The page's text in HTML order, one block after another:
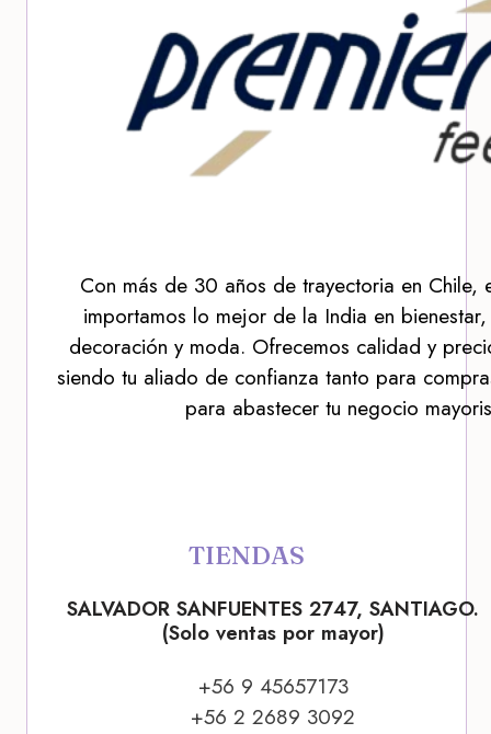
Con más de 30 años de trayectoria en Chile,
importamos lo mejor de la India en
decoración y moda. Ofrecemos calidad y
siendo tu aliado de confianza tanto para
para abastecer tu negocio
TIENDAS
SALVADOR SANFUENTES 2747, SANTIAGO.
(Solo ventas por mayor)
+56 9 45657173
+56 2 2689 3092